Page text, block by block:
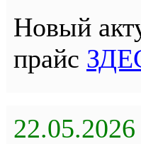
Новый
прайс
22.05.2026